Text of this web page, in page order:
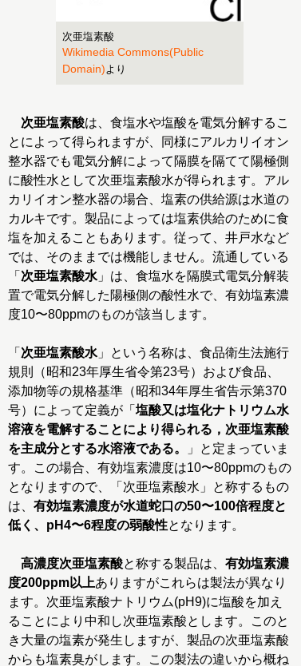
次亜塩素酸
Wikimedia Commons(Public
Domain)より
次亜塩素酸は、食塩水や塩酸を電気分解するこ
とによって得られますが、同様にアルカリイオン
整水器でも電気分解によって隔膜を隔てて陽極側
に酸性水として次亜塩素酸水が得られます。アル
カリイオン整水器の場合、塩素の供給源は水道の
カルキです。製品によっては塩素供給のために食
塩を加えることもあります。従って、井戸水など
では、そのままでは機能しません。流通している
「 次亜塩素酸水 」は、食塩水を隔膜式電気分解装
置で電気分解した陽極側の酸性水で、有効塩素濃
度10〜80ppmのものが該当します。
「 次亜塩素酸水 」という名称は、食品衛生法施行
規則（昭和23年厚生省令第23号）および食品、
添加物等の規格基準（昭和34年厚生省告示第370
号）によって定義が「 塩酸又は塩化ナトリウム水
溶液を電解することにより得られる，次亜塩素酸
を主成分とする水溶液である。
」と定まっていま
す。この場合、有効塩素濃度は10〜80ppmのもの
となりますので、「次亜塩素酸水」と称するもの
は、 有効塩素濃度が水道蛇口の50〜100倍程度と
低く、pH4〜6程度の弱酸性となります。
高濃度次亜塩素酸と称する製品は、 有効塩素濃
度200ppm以上ありますがこれらは製法が異なり
ます。次亜塩素酸ナトリウム(pH9)に塩酸を加え
ることにより中和し次亜塩素酸とします。このと
き大量の塩素が発生しますが、製品の次亜塩素酸
からも塩素臭がします。この製法の違いから概ね